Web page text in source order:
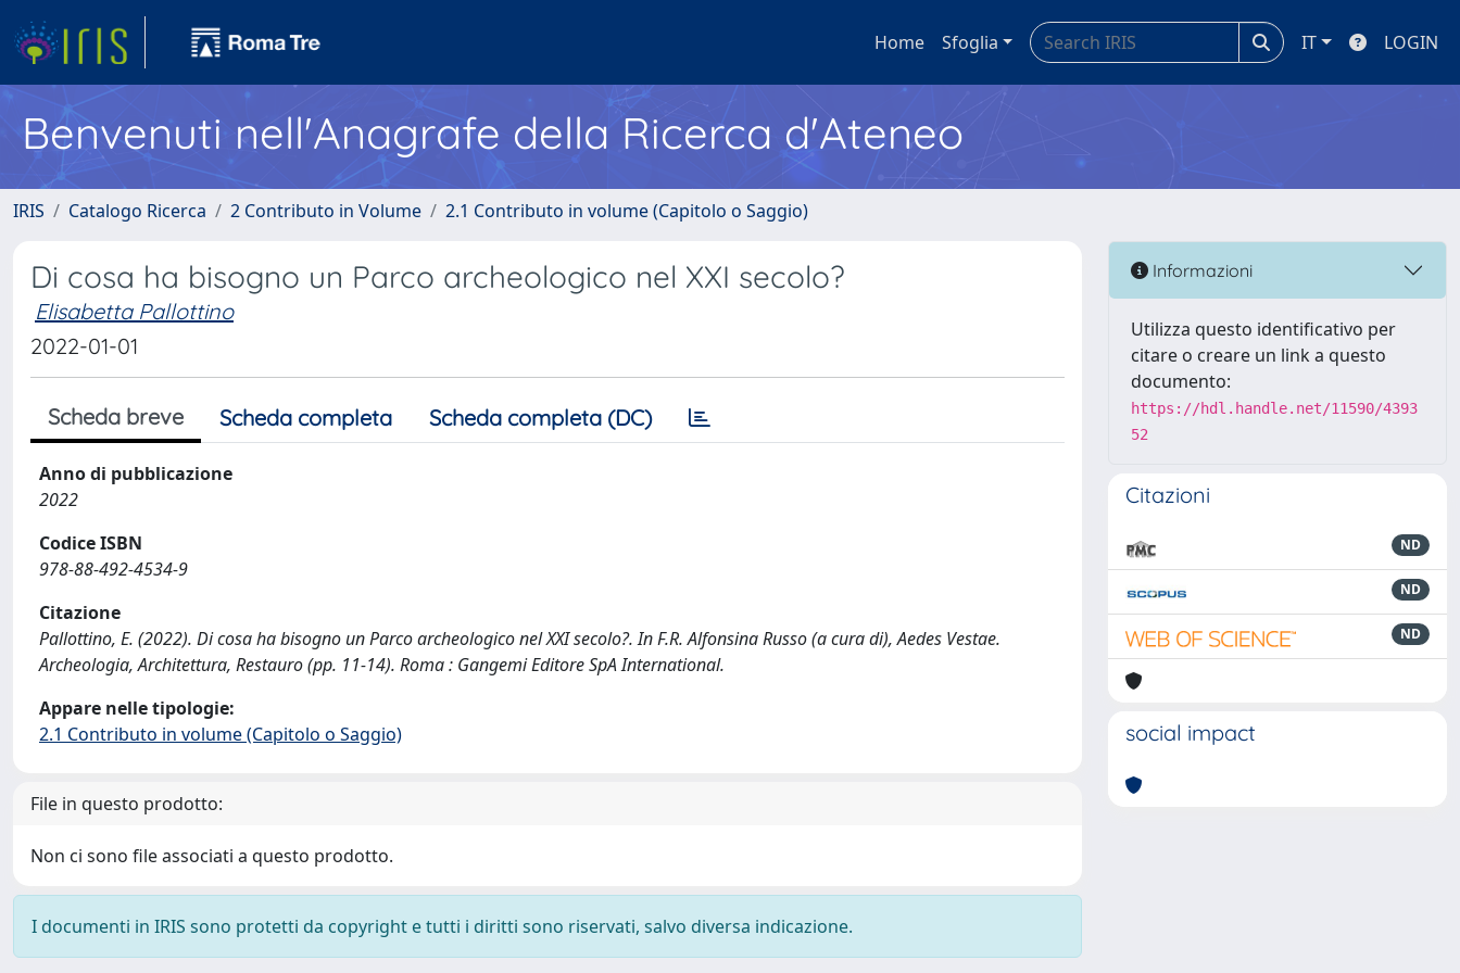
Home Sfoglia IT LOGIN
Benvenuti nell'Anagrafe della Ricerca d'Ateneo
IRIS Catalogo Ricerca 2 Contributo in Volume 2.1 Contributo in volume (Capitolo o Saggio)
Di cosa ha bisogno un Parco archeologico nel XXI secolo?
Elisabetta Pallottino
2022-01-01
Scheda breve Scheda completa Scheda completa (DC)
Anno di pubblicazione
2022
Codice ISBN
978-88-492-4534-9
Citazione
Pallottino, E. (2022). Di cosa ha bisogno un Parco archeologico nel XXI secolo?. In F.R. Alfonsina Russo (a cura di), Aedes Vestae.
Archeologia, Architettura, Restauro (pp. 11-14). Roma : Gangemi Editore SpA International.
Appare nelle tipologie:
2.1 Contributo in volume (Capitolo o Saggio)
File in questo prodotto:
Non ci sono file associati a questo prodotto.
I documenti in IRIS sono protetti da copyright e tutti i diritti sono riservati, salvo diversa indicazione.
Informazioni
Utilizza questo identificativo per
citare o creare un link a questo
documento:
https://hdl.handle.net/11590/4393
52
Citazioni
ND
ND
ND
social impact